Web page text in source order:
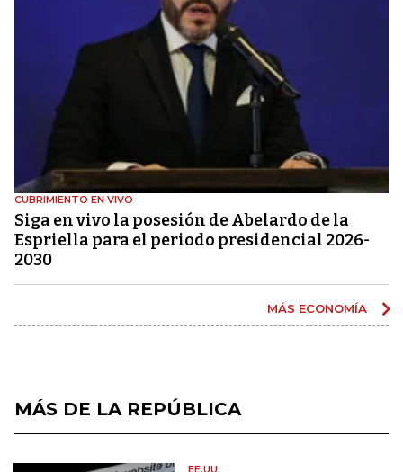
CUBRIMIENTO EN VIVO
Siga en vivo la posesión de Abelardo de la
Espriella para el periodo presidencial 2026-
2030
MÁS ECONOMÍA
MÁS DE LA REPÚBLICA
EE.UU.